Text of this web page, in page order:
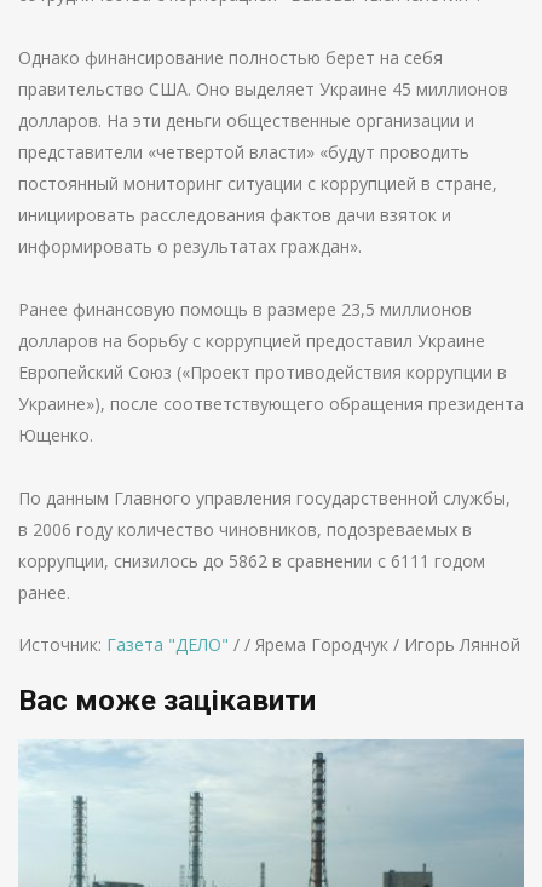
Однако финансирование полностью берет на себя
правительство США. Оно выделяет Украине 45 миллионов
долларов. На эти деньги общественные организации и
представители «четвертой власти» «будут проводить
постоянный мониторинг ситуации с коррупцией в стране,
инициировать расследования фактов дачи взяток и
информировать о результатах граждан».
Ранее финансовую помощь в размере 23,5 миллионов
долларов на борьбу с коррупцией предоставил Украине
Европейский Союз («Проект противодействия коррупции в
Украине»), после соответствующего обращения президента
Ющенко.
По данным Главного управления государственной службы,
в 2006 году количество чиновников, подозреваемых в
коррупции, снизилось до 5862 в сравнении с 6111 годом
ранее.
Источник: Газета "ДЕЛО" / / Ярема Городчук / Игорь Лянной
Вас може зацікавити